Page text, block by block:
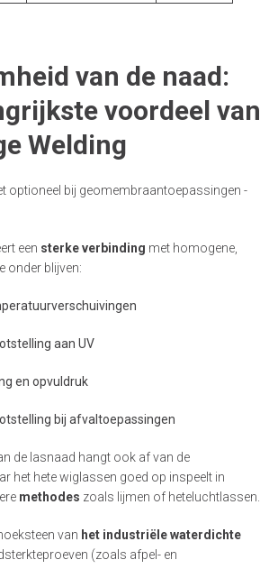
van de naad:
voordeel van
Welding
optioneel bij geomembraantoepassingen -
een sterke verbinding met homogene,
onder blijven:
aan UV
en opvuldruk
bij afvaltoepassingen
de lasnaad hangt ook af van de
het hete wiglassen goed op inspeelt in
methodes zoals lijmen of heteluchtlassen.
van het industriële waterdichte
(zoals afpel- en